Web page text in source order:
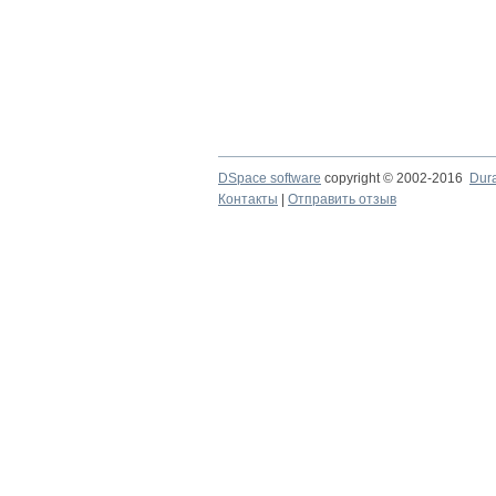
DSpace software copyright © 2002-2016
Контакты
Отправить отзыв